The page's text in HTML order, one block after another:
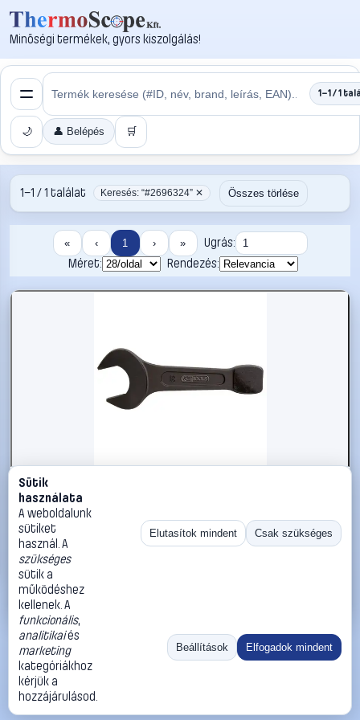
Minőségi termékek, gyors kiszolgálás!
1–1 / 1
🌙 👤 Belépés 🛒
1–1 / 1 találat Keresés: “#2696324” ✕ Összes törlése
« ‹ 1 › »
Ugrás:
Méret:
Rendezés:
#2696324
KS Tools 5172275 517.2275 Ütős csavarkulcs
Kulcsszélesség (coll) 2 5/8
KS Tools Egyoldalas villáskulcsok
96 990 Ft
Kosárba
«
Ugrás:
Méret:
Rendezés:
©2026
ThermoScope
ÁSZF
Cégbemutató
Sütik
használata
A weboldalunk
sütiket
használ. A
szükséges
sütik a
működéshez
kellenek. A
funkcionális,
analitikaiés
marketing
kategóriákhoz
kérjük a
hozzájárulásod.
Elutasítok mindent Csak szükséges
Beállítások Elfogadok mindent